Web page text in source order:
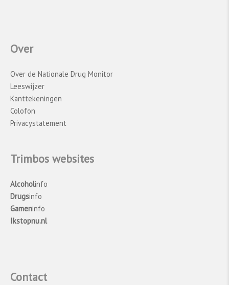
dezelfde methode als het CBS.
Over
Over de Nationale Drug Monitor
Leeswijzer
Kanttekeningen
Colofon
Privacystatement
Trimbos websites
Alcoholinfo
Drugsinfo
Gameninfo
Ikstopnu.nl
Contact